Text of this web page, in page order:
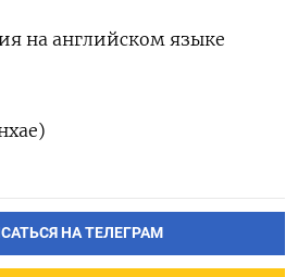
на английском языке
НА ТЕЛЕГРАМ